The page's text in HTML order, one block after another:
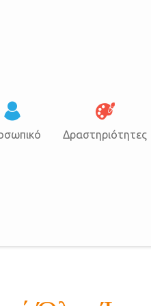
Δραστηριότητες